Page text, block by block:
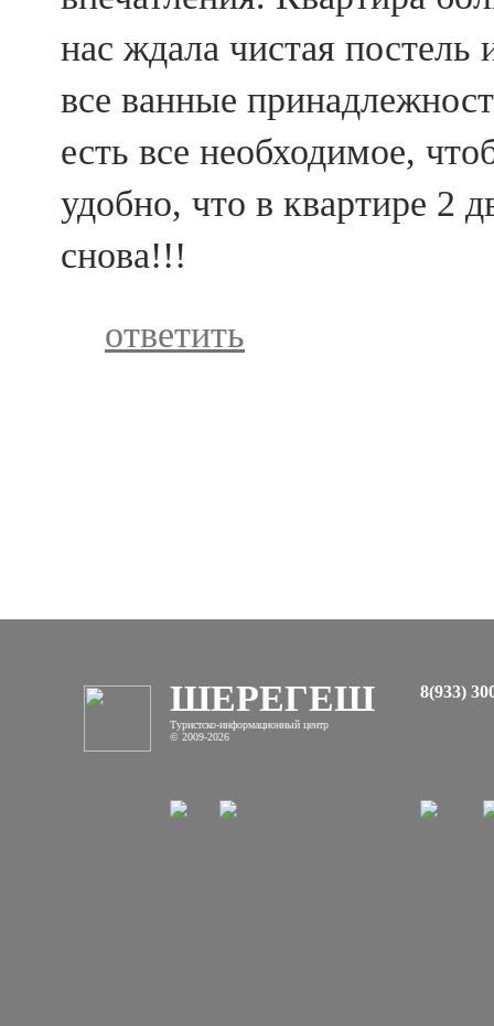
нас ждала чистая
все ванные
есть все необходимое,
удобно, что в квартире 2
снова!!!
ответить
ШЕРЕГЕШ
Туристско-информационный центр
© 2009-2026
8(933)